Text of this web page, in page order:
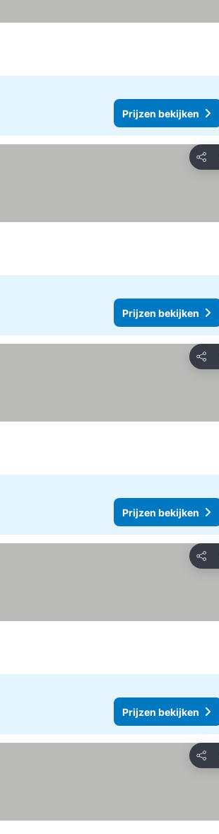
Prijzen bekijken
Delen
Prijzen bekijken
Delen
Prijzen bekijken
Delen
Prijzen bekijken
Delen